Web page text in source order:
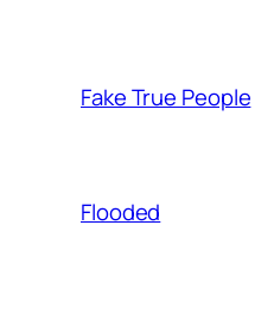
Fake True People
Flooded